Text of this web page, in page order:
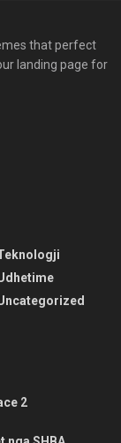
that perfect
landing page for
2